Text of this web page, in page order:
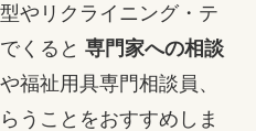
やリクライニング・テ
くると 専門家への相談
福祉用具専門相談員、
うことをおすすめしま